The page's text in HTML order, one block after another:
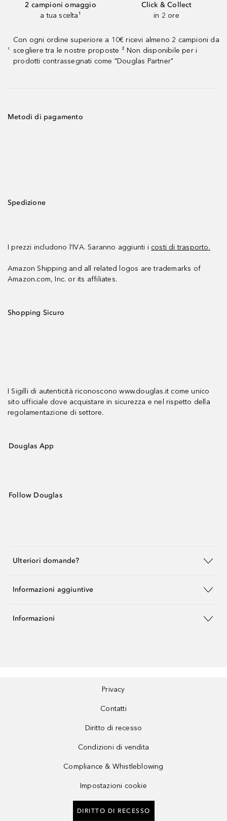
2 campioni omaggio
a tua scelta¹
Click & Collect
in 2 ore
¹
Con ogni ordine superiore a 10€ ricevi almeno 2 campioni da
scegliere tra le nostre proposte ² Non disponibile per i
prodotti contrassegnati come "Douglas Partner"
Metodi di pagamento
Spedizione
I prezzi includono l’IVA. Saranno aggiunti i costi di trasporto.
Amazon Shipping and all related logos are trademarks of
Amazon.com, Inc. or its affiliates.
Shopping Sicuro
I Sigilli di autenticità riconoscono www.douglas.it come unico
sito ufficiale dove acquistare in sicurezza e nel rispetto della
regolamentazione di settore.
Douglas App
Follow Douglas
Ulteriori domande?
Informazioni aggiuntive
Informazioni
Privacy
Contatti
Diritto di recesso
Condizioni di vendita
Compliance & Whistleblowing
Impostazioni cookie
DIRITTO DI RECESSO